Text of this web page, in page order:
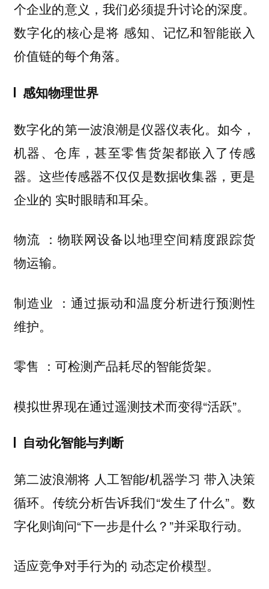
个企业的意义，我们必须提升讨论的深度。
数字化的核心是将 感知、记忆和智能嵌入
价值链的每个角落。
感知物理世界
数字化的第一波浪潮是仪器仪表化。如今，
机器、仓库，甚至零售货架都嵌入了传感
器。这些传感器不仅仅是数据收集器，更是
企业的 实时眼睛和耳朵。
物流 ：物联网设备以地理空间精度跟踪货
物运输。
制造业 ：通过振动和温度分析进行预测性
维护。
零售 ：可检测产品耗尽的智能货架。
模拟世界现在通过遥测技术而变得“活跃”。
自动化智能与判断
第二波浪潮将 人工智能/机器学习 带入决策
循环。传统分析告诉我们“发生了什么”。数
字化则询问“下一步是什么？”并采取行动。
适应竞争对手行为的 动态定价模型。